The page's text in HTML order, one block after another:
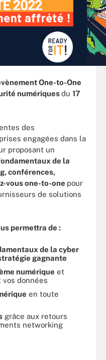
One-to-One
numériquesdu 17
des
engagées dans la
proposant un
de la
conférences,
vous one-to-one pour
de solutions
permettra de :
de la cyber
gagnante
numérique et
données
en toute
grâce aux retours
networking